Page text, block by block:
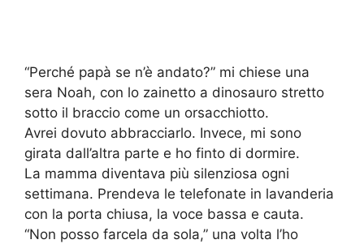
“Perché papà se n’è andato?” mi chiese una
sera Noah, con lo zainetto a dinosauro stretto
sotto il braccio come un orsacchiotto.
Avrei dovuto abbracciarlo. Invece, mi sono
girata dall’altra parte e ho finto di dormire.
La mamma diventava più silenziosa ogni
settimana. Prendeva le telefonate in lavanderia
con la porta chiusa, la voce bassa e cauta.
“Non posso farcela da sola,” una volta l’ho